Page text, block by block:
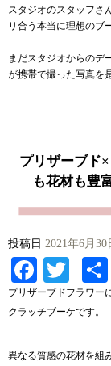
スタジオのスタッフさ
リ合う本当に理想のブ
まだスタジオからのデ
が携帯で撮った写真を
プリザーブド
も花材も豊
投稿日 2021年6月30
プリザーブドフラワー
クラッチブーケです。
異なる質感の花材を組